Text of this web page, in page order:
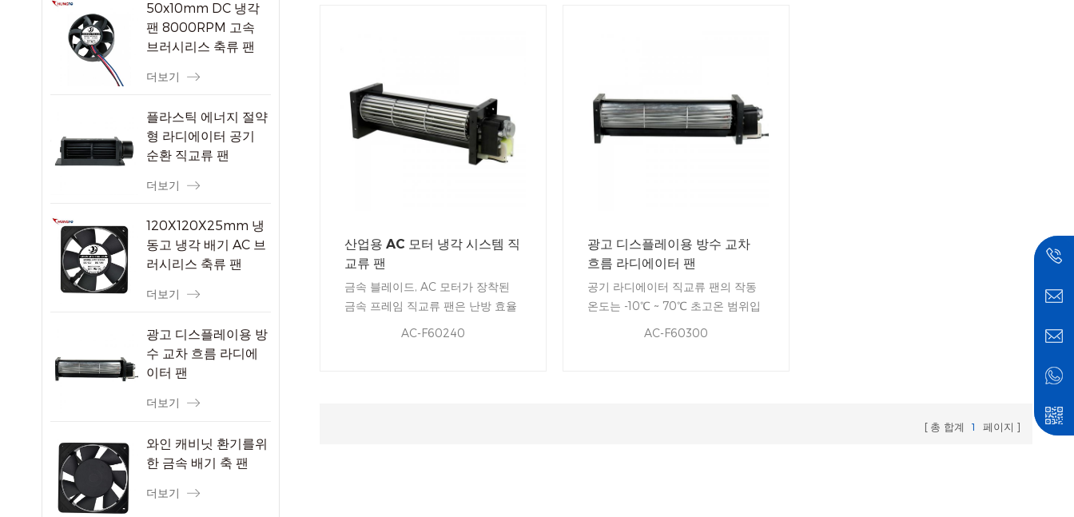
50x10mm DC 냉각
팬 8000RPM 고속
브러시리스 축류 팬
더보기
플라스틱 에너지 절약
형 라디에이터 공기
순환 직교류 팬
더보기
120X120X25mm 냉
동고 냉각 배기 AC 브
러시리스 축류 팬
더보기
광고 디스플레이용 방
수 교차 흐름 라디에
이터 팬
더보기
와인 캐비닛 환기를위
한 금속 배기 축 팬
더보기
산업용 AC 모터 냉각 시스템 직
교류 팬
금속 블레이드, AC 모터가 장착된
금속 프레임 직교류 팬은 난방 효율
AC-F60240
광고 디스플레이용 방수 교차
흐름 라디에이터 팬
공기 라디에이터 직교류 팬의 작동
온도는 -10℃ ~ 70℃ 초고온 범위입
AC-F60300
총 합계 1 페이지